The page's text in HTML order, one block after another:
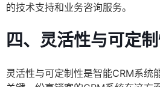
的技术支持和业务咨询服务。
四、灵活性与可定
灵活性与可定制性是智能CRM系统